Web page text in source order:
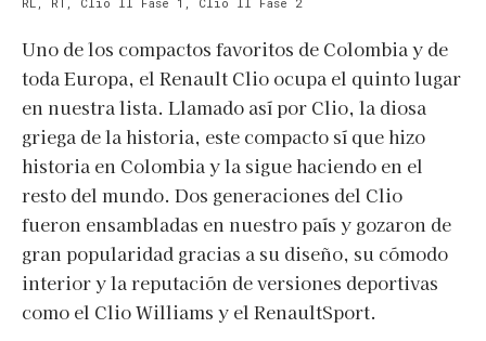
Uno de los compactos favoritos de Colombia y de
toda Europa, el Renault Clio ocupa el quinto lugar
en nuestra lista. Llamado así por Clio, la diosa
griega de la historia, este compacto sí que hizo
historia en Colombia y la sigue haciendo en el
resto del mundo. Dos generaciones del Clio
fueron ensambladas en nuestro país y gozaron de
gran popularidad gracias a su diseño, su cómodo
interior y la reputación de versiones deportivas
como el Clio Williams y el RenaultSport.